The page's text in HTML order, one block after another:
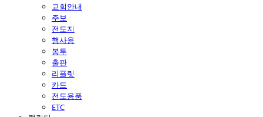
교회안내
주보
전도지
행사용
봉투
출판
리플릿
카드
전도용품
ETC